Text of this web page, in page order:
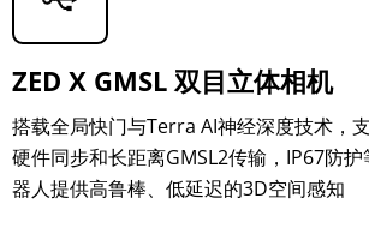
ZED X GMSL 双目立体相机
搭载全局快门与Terra AI神经深度技术，
硬件同步和长距离GMSL2传输，IP67防
器人提供高鲁棒、低延迟的3D空间感知